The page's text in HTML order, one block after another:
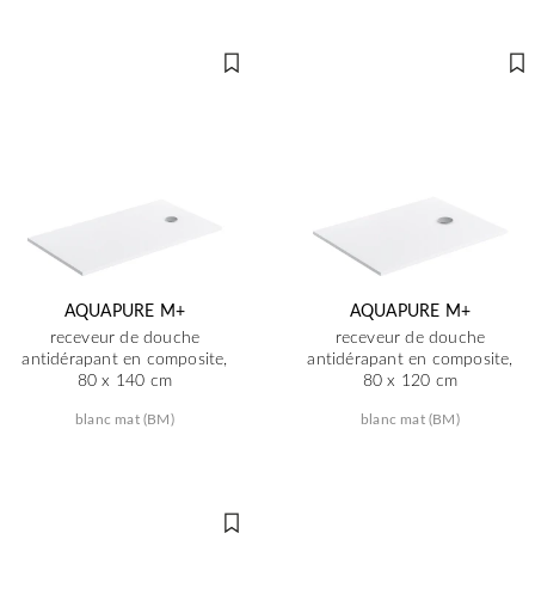
AQUAPURE M+
receveur de douche
antidérapant en composite,
80 x 140 cm
blanc mat (BM)
AQUAPURE M+
receveur de douche
antidérapant en composite,
80 x 120 cm
blanc mat (BM)